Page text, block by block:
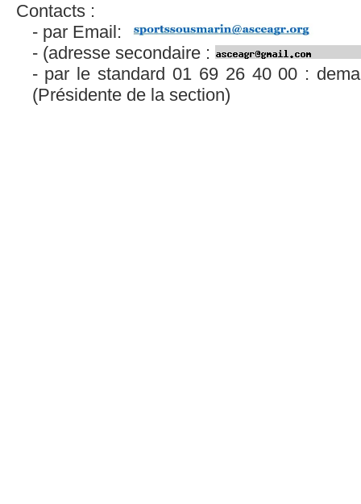
Contacts :
par Email:
(adresse secondaire :
par le standard 01 69 26 40 00 :
(Présidente de la section)